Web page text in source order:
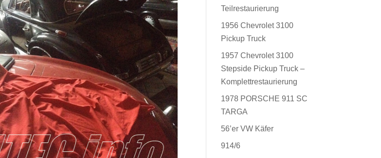
Teilrestaurierung
1956 Chevrolet 3100
Pickup Truck
1957 Chevrolet 3100
Stepside Pickup Truck –
Komplettrestaurierung
1978 PORSCHE 911 SC
TARGA
56’er VW Käfer
914/6